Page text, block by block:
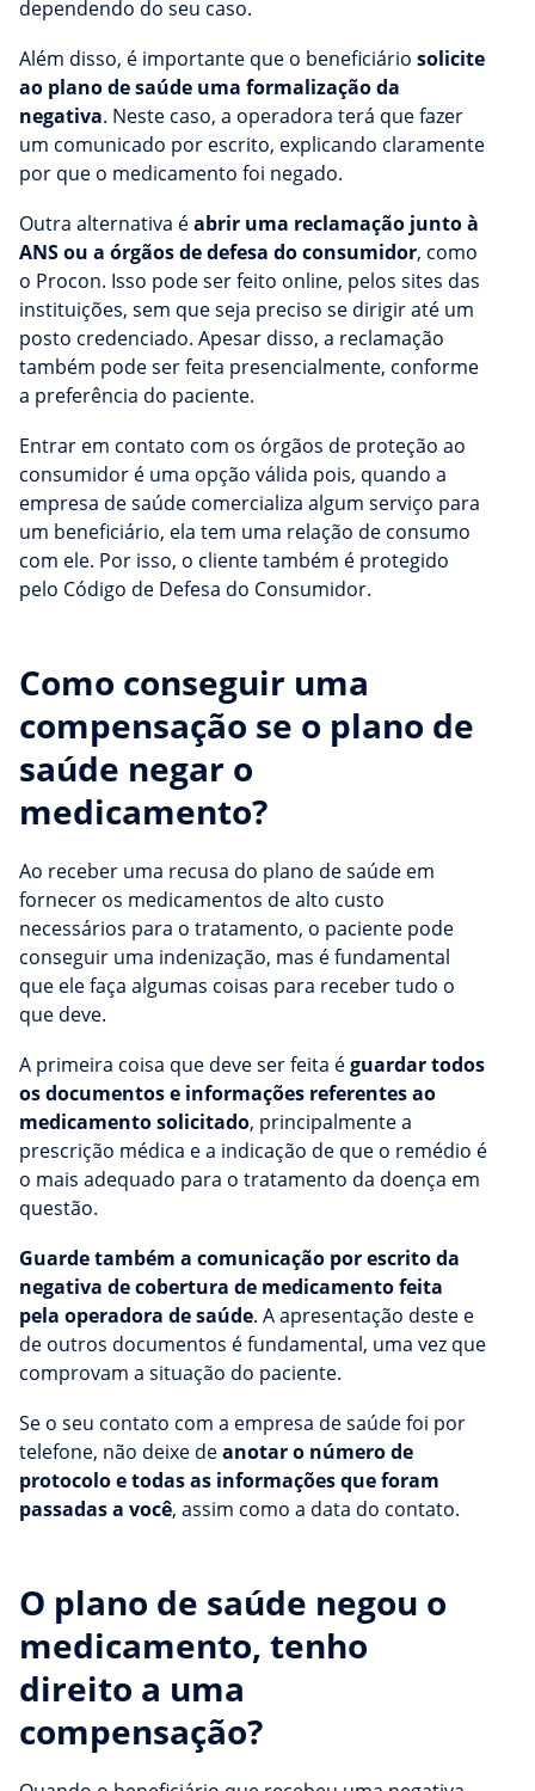
dependendo do seu caso.
Além disso, é importante que o beneficiário solicite
ao plano de saúde uma formalização da
negativa. Neste caso, a operadora terá que fazer
um comunicado por escrito, explicando claramente
por que o medicamento foi negado.
Outra alternativa éabrir uma reclamação junto à
ANS ou a órgãos de defesa do consumidor, como
o Procon. Isso pode ser feito online, pelos sites das
instituições, sem que seja preciso se dirigir até um
posto credenciado. Apesar disso, a reclamação
também pode ser feita presencialmente, conforme
a preferência do paciente.
Entrar em contato com os órgãos de proteção ao
consumidor é uma opção válida pois, quando a
empresa de saúde comercializa algum serviço para
um beneficiário, ela tem uma relação de consumo
com ele. Por isso, o cliente também é protegido
pelo Código de Defesa do Consumidor.
Como conseguir uma
compensação se o plano de
saúde negar o
medicamento?
Ao receber uma recusa do plano de saúde em
fornecer os medicamentos de alto custo
necessários para o tratamento, o paciente pode
conseguir uma indenização, mas é fundamental
que ele faça algumas coisas para receber tudo o
que deve.
A primeira coisa que deve ser feita éguardar todos
os documentos e informações referentes ao
medicamento solicitado, principalmente a
prescrição médica e a indicação de que o remédio é
o mais adequado para o tratamento da doença em
questão.
Guarde também a comunicação por escrito da
negativa de cobertura de medicamento feita
pela operadora de saúde. A apresentação deste e
de outros documentos é fundamental, uma vez que
comprovam a situação do paciente.
Se o seu contato com a empresa de saúde foi por
telefone, não deixe deanotar o número de
protocolo e todas as informações que foram
passadas a você, assim como a data do contato.
O plano de saúde negou o
medicamento, tenho
direito a uma
compensação?